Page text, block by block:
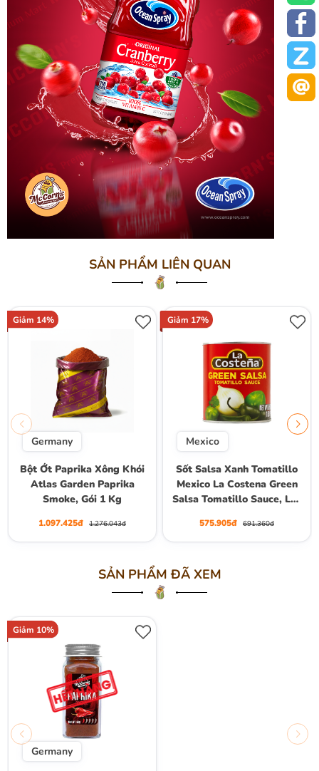
SẢN PHẨM LIÊN QUAN
Giảm 14%
Germany
Bột Ớt Paprika Xông Khói
Atlas Garden Paprika
Smoke, Gói 1 Kg
1.097.425đ 1.276.043đ
Giảm 17%
Mexico
Sốt Salsa Xanh Tomatillo
Mexico La Costena Green
Salsa Tomatillo Sauce, Lon
575.905đ 691.360đ
SẢN PHẨM ĐÃ XEM
Giảm 10%
Germany